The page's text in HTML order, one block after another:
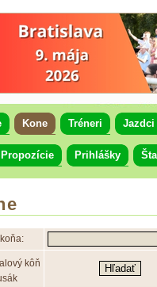
Kone Tréneri Jazdci
Propozície Prihlášky
kôň